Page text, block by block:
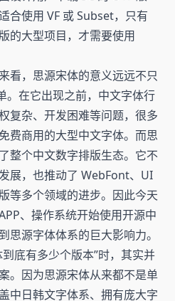
合使用 VF 或 Subset，只有
的大型项目，才需要使用
看，思源宋体的意义远远不只
。在它出现之前，中文字体行
复杂、开发困难等问题，很多
费商用的大型中文字体。而思
整个中文数字排版生态。它不
展，也推动了 WebFont、UI
等多个领域的进步。因此今天
、操作系统开始使用开源中
思源字体体系的巨大影响力。
底有多少个版本”时，其实并
。因为思源宋体从来都不是单
中日韩文字体系、拥有庞大字